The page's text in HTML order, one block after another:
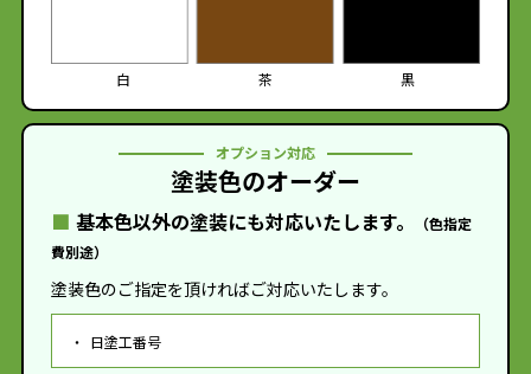
白 茶 黒
オプション対応
塗装色のオーダー
基本色以外の塗装にも対応いたします。
（色指定
費別途）
塗装色のご指定を頂ければご対応いたします。
日塗工番号